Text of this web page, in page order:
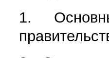
1.